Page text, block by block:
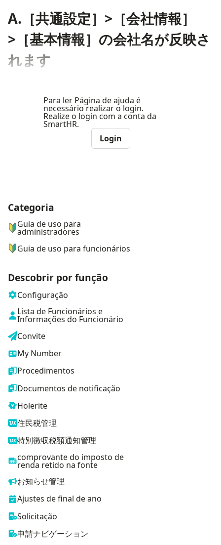
A.［共通設定］>［会社情報］
>［基本情報］の会社名が反映さ
れます
Para ler Página de ajuda é
necessário realizar o login.
Realize o login com a conta da
SmartHR.
Login
ナビゲーションメニュー
Categoria
Guia de uso para
administradores
Guia de uso para funcionários
Descobrir por função
Configuração
Lista de Funcionários e
Informações do Funcionário
Convite
My Number
Procedimentos
Documentos de notificação
Holerite
住民税管理
特別徴収税額通知管理
comprovante do imposto de
renda retido na fonte
お知らせ管理
Ajustes de final de ano
Solicitação
申請ナビゲーション